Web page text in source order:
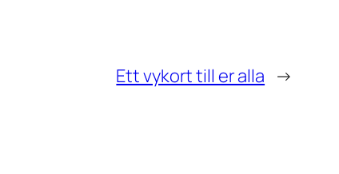
Ett vykort till er alla →